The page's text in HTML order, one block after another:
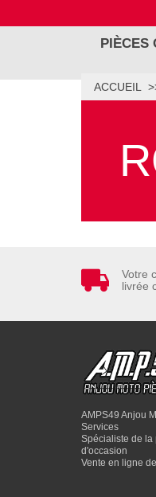
PIÈCES
ACCUEIL
Votre
livrée
AMPS49 Anjou
Services
Spécialiste de la
d'occasion
Vente en ligne